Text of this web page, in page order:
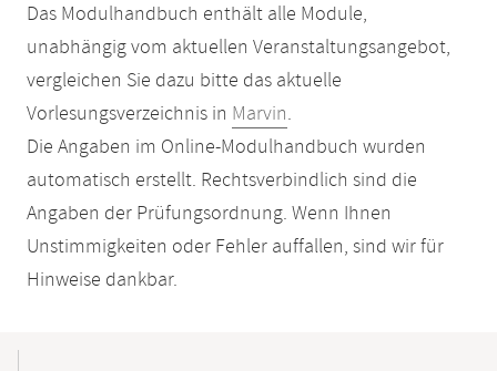
Das Modulhandbuch enthält alle Module,
unabhängig vom aktuellen Veranstaltungsangebot,
vergleichen Sie dazu bitte das aktuelle
Vorlesungsverzeichnis in Marvin.
Die Angaben im Online-Modulhandbuch wurden
automatisch erstellt. Rechtsverbindlich sind die
Angaben der Prüfungsordnung. Wenn Ihnen
Unstimmigkeiten oder Fehler auffallen, sind wir für
Hinweise dankbar.